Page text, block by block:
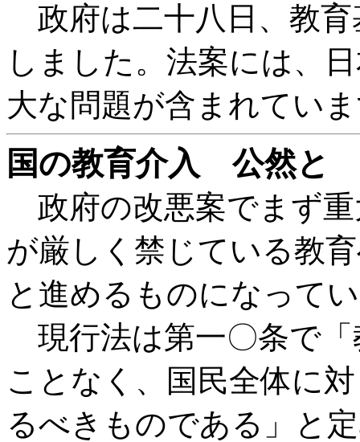
政府は二十八日、教育
しました。法案には、
大な問題が含まれてい
国の教育介入 公然と
政府の改悪案でまず
が厳しく禁じている教
と進めるものになって
現行法は第一〇条で「
ことなく、国民全体に
るべきものである」と